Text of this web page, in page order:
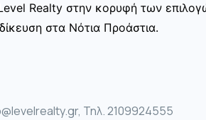
Realty στην κορυφή των
στα Νότια Προάστια.
Τηλ. 2109924555